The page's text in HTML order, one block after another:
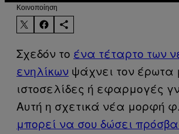
Kοινοποίηση
Σχεδόν το ένα τέταρτο των
ενηλίκων ψάχνει τον
ιστοσελίδες ή εφαρμογές
Αυτή η σχετικά νέα μορφή
μπορεί να σου δώσει